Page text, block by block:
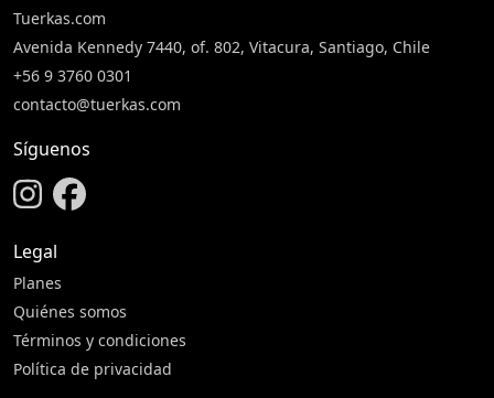
Tuerkas.com
Avenida Kennedy 7440, of. 802, Vitacura, Santiago, Chile
+56 9 3760 0301
contacto@tuerkas.com
Síguenos
Legal
Planes
Quiénes somos
Términos y condiciones
Política de privacidad